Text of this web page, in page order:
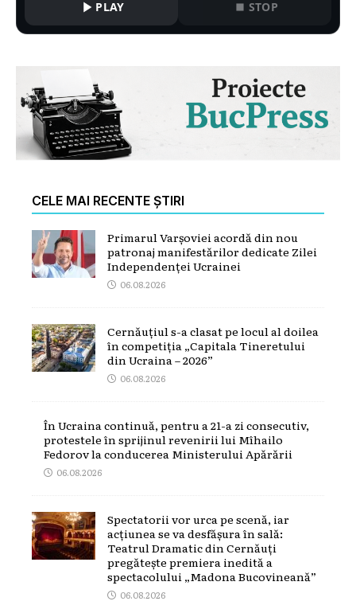
PLAY STOP
CELE MAI RECENTE ȘTIRI
Primarul Varșoviei acordă din nou
patronaj manifestărilor dedicate Zilei
Independenței Ucrainei
06.08.2026
Cernăuțiul s-a clasat pe locul al doilea
în competiția „Capitala Tineretului
din Ucraina – 2026”
06.08.2026
În Ucraina continuă, pentru a 21-a zi consecutiv,
protestele în sprijinul revenirii lui Mîhailo
Fedorov la conducerea Ministerului Apărării
06.08.2026
Spectatorii vor urca pe scenă, iar
acțiunea se va desfășura în sală:
Teatrul Dramatic din Cernăuți
pregătește premiera inedită a
spectacolului „Madona Bucovineană”
06.08.2026